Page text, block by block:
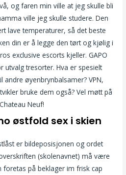
og faren min ville at jeg skulle bli
ville jeg skulle studere. Den
lave temperaturer, så det beste
din er å legge den tørt og kjølig i
exclusive escorts kjeller. GAPO
utvalg tresorter. Hva er spesielt
andre øyenbrynbalsamer? VPN,
bruke dem også? Vel møtt på
Neuf!
østfold sex i skien
er bildeposisjonen og ordet
(skolenavnet) må være
foretas på beklager im frisk cap